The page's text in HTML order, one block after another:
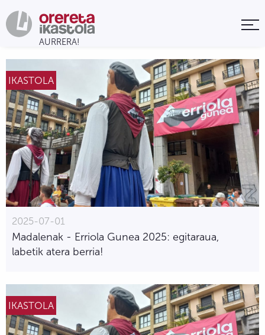
IKASTOLA
2025-07-01
Madalenak - Erriola Gunea 2025: egitaraua,
labetik atera berria!
IKASTOLA